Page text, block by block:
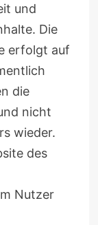
und
Die
erfolgt auf
die
nicht
wieder.
des
Nutzer